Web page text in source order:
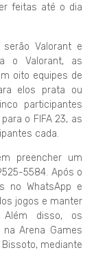
feitas até o dia
Valorant e
o Valorant, as
oito equipes de
elos prata ou
participantes
o FIFA 23, as
cada.
preencher um
5584. Após o
no WhatsApp e
jogos e manter
Além disso, os
Arena Games
mediante